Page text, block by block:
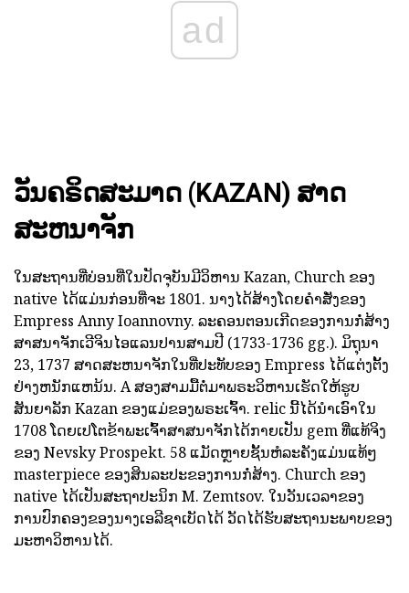
ad
ວັນຄຣິດສະມາດ (KAZAN) ສາດ
ສະຫນາຈັກ
ໃນສະຖານທີ່ບ່ອນທີ່ໃນປັດຈຸບັນມີວິຫານ Kazan, Church ຂອງ
native ໄດ້ແມ່ນກ່ອນທີ່ຈະ 1801. ນາງໄດ້ສ້າງໂດຍຄໍາສັ່ງຂອງ
Empress Anny Ioannovny. ລະຄອນຕອນເກີດຂອງການກໍ່ສ້າງ
ສາສນາຈັກເວີຈິນໄອແລນປານສາມປີ (1733-1736 gg.). ມິຖຸນາ
23, 1737 ສາດສະຫນາຈັກໃນທີ່ປະທັບຂອງ Empress ໄດ້ແຕ່ງຕັ້ງ
ຢ່າງຫນັກແຫນ້ນ. A ສອງສາມມື້ຕໍ່ມາພຣະວິຫານເຮັດໃຫ້ຮູບ
ສັນຍາລັກ Kazan ຂອງແມ່ຂອງພຣະເຈົ້າ. relic ນີ້ໄດ້ນໍາເອົາໃນ
1708 ໂດຍເປໂຕຂ້າພະເຈົ້າສາສນາຈັກໄດ້ກາຍເປັນ gem ທີ່ແທ້ຈິງ
ຂອງ Nevsky Prospekt. 58 ແມັດຫຼາຍຊັ້ນຫໍລະຄັງແມ່ນແທ້ໆ
masterpiece ຂອງສິນລະປະຂອງການກໍ່ສ້າງ. Church ຂອງ
native ໄດ້ເປັນສະຖາປະນິກ M. Zemtsov. ໃນວັນເວລາຂອງ
ການປົກຄອງຂອງນາງເອລີຊາເບັດໄດ້ ວັດໄດ້ຮັບສະຖານະພາບຂອງ
ມະຫາວິຫານໄດ້.